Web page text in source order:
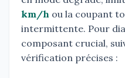
km/h ou la coupant
intermittente. Pour
composant crucial,
vérification précises :